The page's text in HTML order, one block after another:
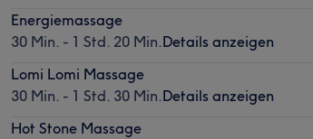
Energiemassage
30 Min. - 1 Std. 20 Min.Details anzeigen
Lomi Lomi Massage
30 Min. - 1 Std. 30 Min.Details anzeigen
Hot Stone Massage